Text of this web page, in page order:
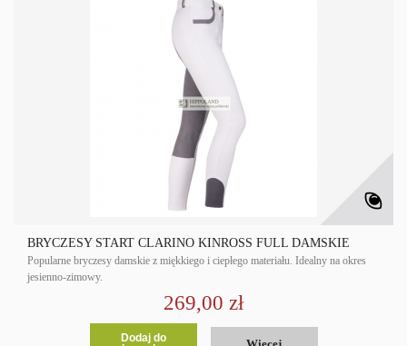
BRYCZESY START CLARINO KINROSS FULL DAMSKIE
Popularne bryczesy damskie z miękkiego i ciepłego materiału. Idealny na okres
jesienno-zimowy.
269,00 zł
Dodaj do